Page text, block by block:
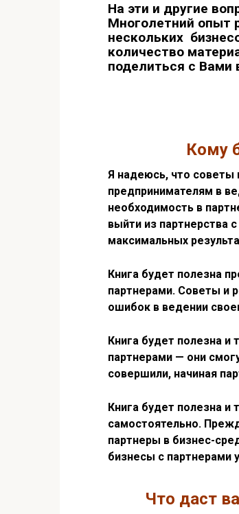
На эти и другие
Многолетний опыт
нескольких
количество
поделиться с Вами
Кому
Я надеюсь, что советы
предпринимателям в
необходимость в
выйти из партнерства
максимальных
Книга будет полезна
партнерами. Советы и
ошибок в ведении
Книга будет полезна
партнерами — они
совершили, начиная
Книга будет полезна
самостоятельно.
партнеры в бизнес-
бизнесы с партнерами
Что даст